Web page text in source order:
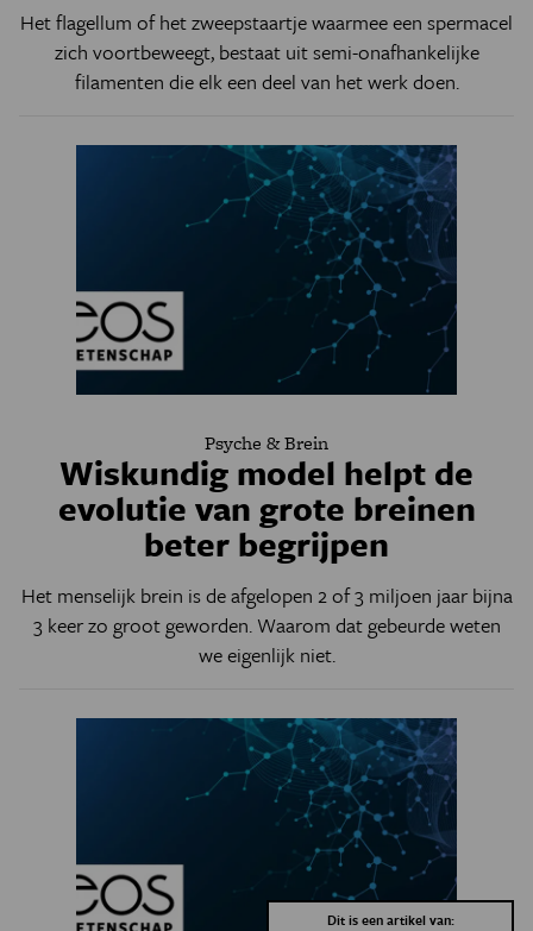
Het flagellum of het zweepstaartje waarmee een spermacel
zich voortbeweegt, bestaat uit semi-onafhankelijke
filamenten die elk een deel van het werk doen.
Psyche & Brein
Wiskundig model helpt de
evolutie van grote breinen
beter begrijpen
Het menselijk brein is de afgelopen 2 of 3 miljoen jaar bijna
3 keer zo groot geworden. Waarom dat gebeurde weten
we eigenlijk niet.
Dit is een artikel van: